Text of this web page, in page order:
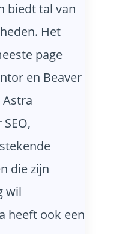
biedt tal van
Het
page
en Beaver
die zijn
wil
heeft ook een